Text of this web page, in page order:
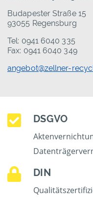
Budapester Straße 15
93055 Regensburg
Tel: 0941 6040 335
Fax: 0941 6040 349
angebot@zellner-
DSGVO
DIN